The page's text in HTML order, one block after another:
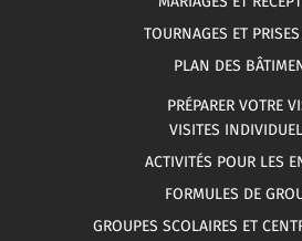
TOURNAGES ET
PLAN DES
PRÉPARER VOTRE
VISITES
ACTIVITÉS POUR LES
FORMULES DE
GROUPES SCOLAIRES ET